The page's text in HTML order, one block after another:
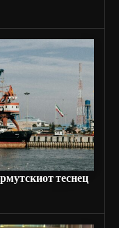
теснец